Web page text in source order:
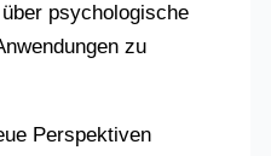
psychologische
zu
Perspektiven